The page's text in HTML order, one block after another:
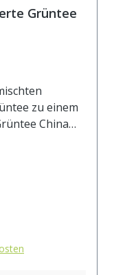
Grüntee
zu einem
China
Zubereitung:
90°